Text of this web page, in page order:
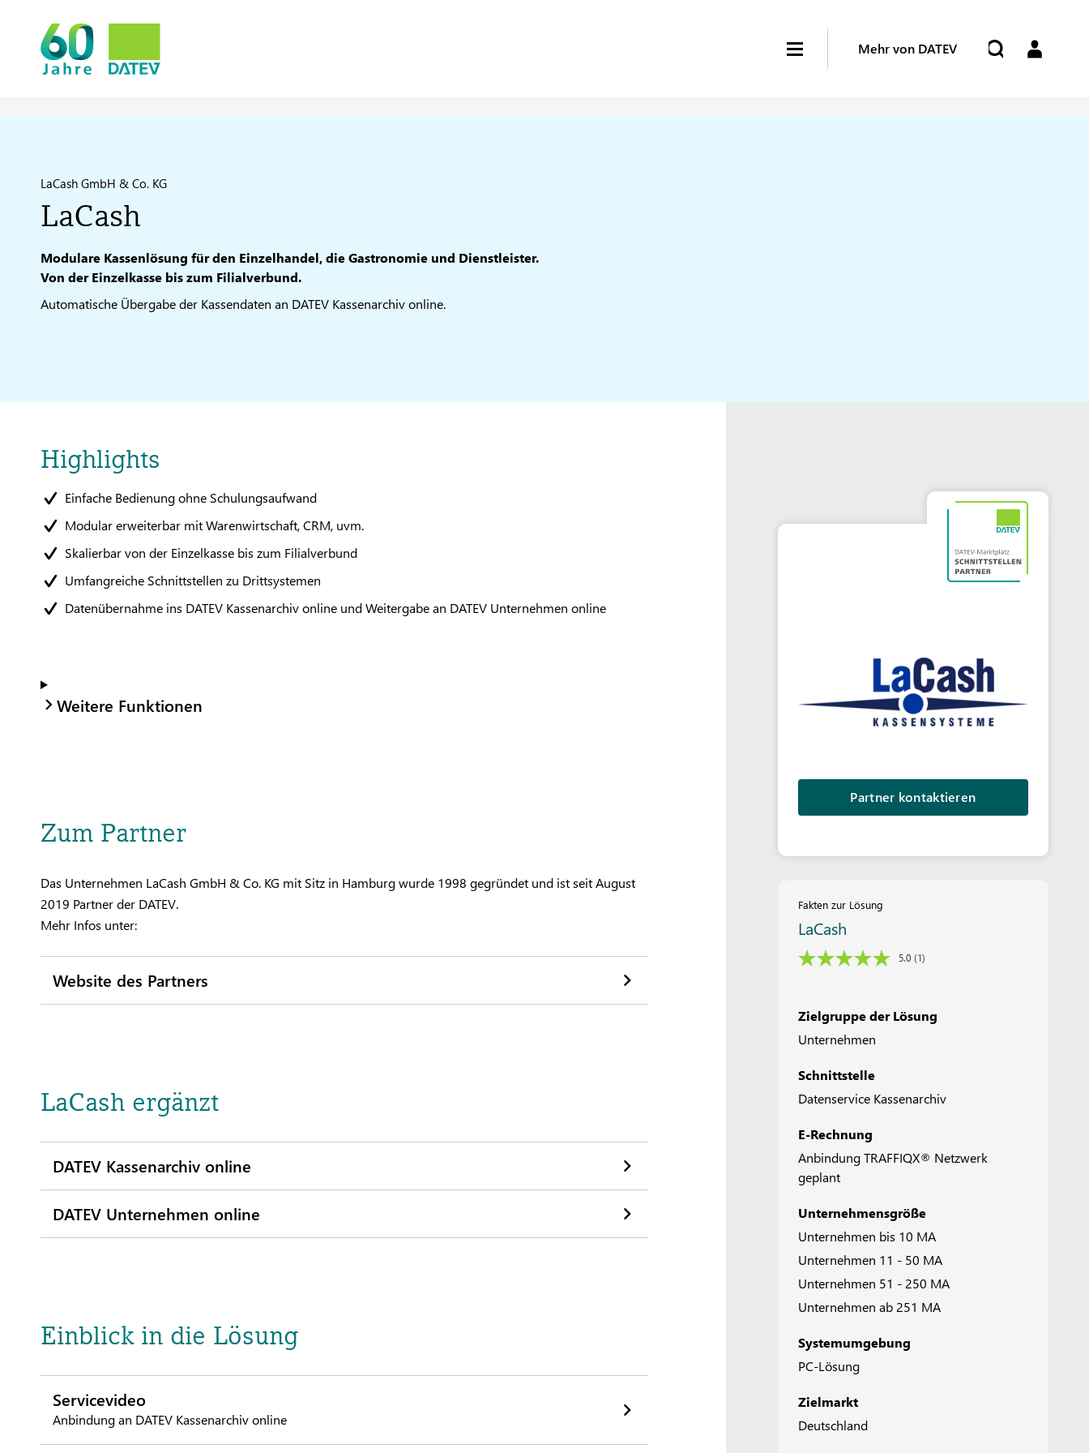
Mehr von DATEV
LaCash GmbH & Co. KG
LaCash
Modulare Kassenlösung für den Einzelhandel, die Gastronomie und Dienstleister.
Von der Einzelkasse bis zum Filialverbund.
Automatische Übergabe der Kassendaten an DATEV Kassenarchiv online.
Highlights
Einfache Bedienung ohne Schulungsaufwand
Modular erweiterbar mit Warenwirtschaft, CRM, uvm.
Skalierbar von der Einzelkasse bis zum Filialverbund
Umfangreiche Schnittstellen zu Drittsystemen
Datenübernahme ins DATEV Kassenarchiv online und Weitergabe an DATEV Unternehmen online
Weitere Funktionen
Zum Partner
Das Unternehmen LaCash GmbH & Co. KG mit Sitz in Hamburg wurde 1998 gegründet und ist seit August
2019 Partner der DATEV.
Mehr Infos unter:
Website des Partners
LaCash ergänzt
DATEV Kassenarchiv online
DATEV Unternehmen online
Einblick in die Lösung
Servicevideo
Anbindung an DATEV Kassenarchiv online
Partner kontaktieren
Fakten zur Lösung
LaCash
5.0 (1)
Zielgruppe der Lösung
Unternehmen
Schnittstelle
Datenservice Kassenarchiv
E-Rechnung
Anbindung TRAFFIQX® Netzwerk
geplant
Unternehmensgröße
Unternehmen bis 10 MA
Unternehmen 11 - 50 MA
Unternehmen 51 - 250 MA
Unternehmen ab 251 MA
Systemumgebung
PC-Lösung
Zielmarkt
Deutschland